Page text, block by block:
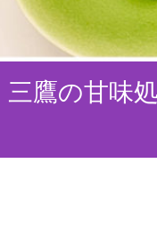
三鷹の甘味